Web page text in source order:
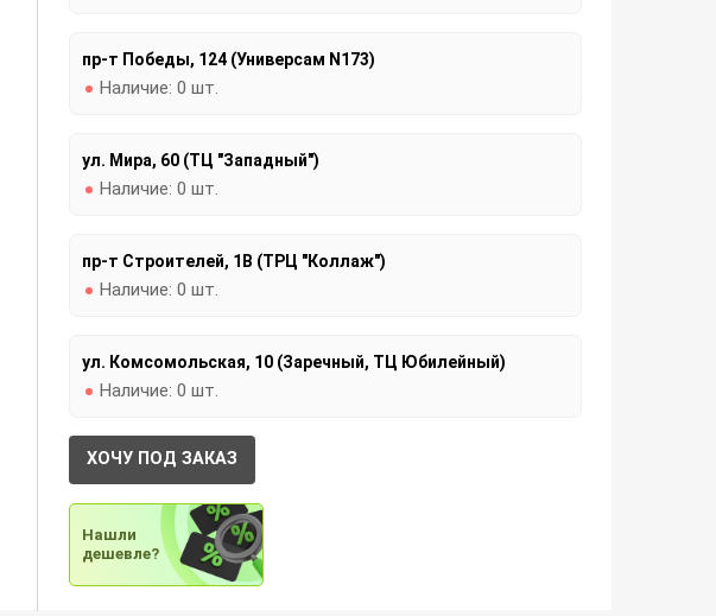
пр-т Победы, 124 (Универсам N173)
Наличие: 0 шт.
ул. Мира, 60 (ТЦ "Западный")
Наличие: 0 шт.
пр-т Строителей, 1В (ТРЦ "Коллаж")
Наличие: 0 шт.
ул. Комсомольская, 10 (Заречный, ТЦ Юбилейный)
Наличие: 0 шт.
ХОЧУ ПОД ЗАКАЗ
Нашли
дешевле?